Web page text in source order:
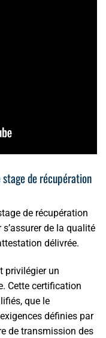
de récupération
de récupération
de la qualité
délivrée.
privilégier un
Cette certification
que le
définies par
de transmission des